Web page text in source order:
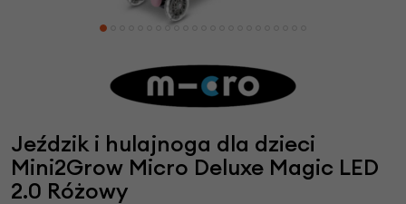
Jeździk i hulajnoga dla dzieci
Mini2Grow Micro Deluxe Magic LED
2.0 Różowy